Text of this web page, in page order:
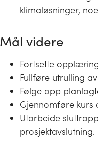
klimaløsninger,
Mål videre
Fortsette
Fullføre utrulling
Følge opp
Gjennomføre kurs
Utarbeide
prosjektavslutning.